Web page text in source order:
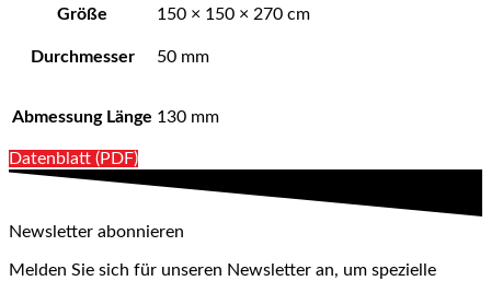
Größe
150 × 150 × 270 cm
Durchmesser 50 mm
Abmessung Länge 130 mm
Datenblatt (PDF)
Newsletter abonnieren
Melden Sie sich für unseren Newsletter an, um spezielle